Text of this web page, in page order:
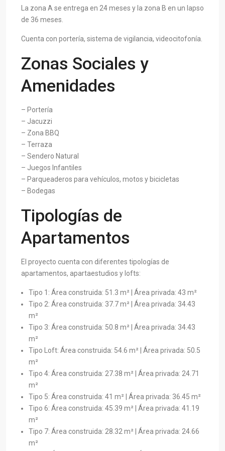
La zona A se entrega en 24 meses y la zona B en un lapso
de 36 meses.
Cuenta con portería, sistema de vigilancia, videocitofonía.
Zonas Sociales y
Amenidades
– Portería
– Jacuzzi
– Zona BBQ
– Terraza
– Sendero Natural
– Juegos Infantiles
– Parqueaderos para vehículos, motos y bicicletas
– Bodegas
Tipologías de
Apartamentos
El proyecto cuenta con diferentes tipologías de
apartamentos, apartaestudios y lofts:
Tipo 1: Área construida: 51.3 m² | Área privada: 43 m²
Tipo 2: Área construida: 37.7 m² | Área privada: 34.43
m²
Tipo 3: Área construida: 50.8 m² | Área privada: 34.43
m²
Tipo Loft: Área construida: 54.6 m² | Área privada: 50.5
m²
Tipo 4: Área construida: 27.38 m² | Área privada: 24.71
m²
Tipo 5: Área construida: 41 m² | Área privada: 36.45 m²
Tipo 6: Área construida: 45.39 m² | Área privada: 41.19
m²
Tipo 7: Área construida: 28.32 m² | Área privada: 24.66
m²